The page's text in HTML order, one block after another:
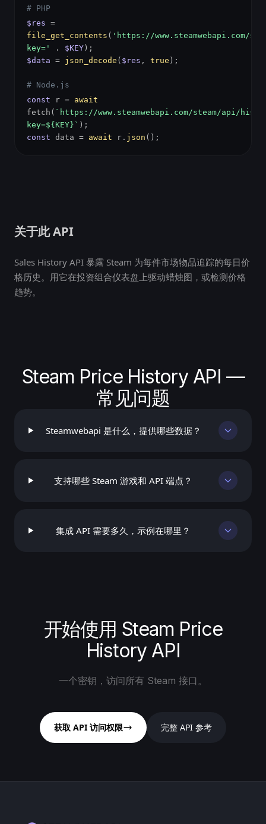
# PHP
$res =
file_get_contents ( 'https://www.steamwebapi.com/
key='
. $KEY );
$data = json_decode ( $res , true );
# Node.js
const r = await
fetch( `https://www.steamwebapi.com/steam/api/
key=${KEY}` );
const data = await r. json ();
关于此 API
Sales History API 暴露 Steam 为每件市场物品追踪的每日价
格历史。用它在投资组合仪表盘上驱动蜡烛图，或检测价格
趋势。
Steam Price History API —
常见问题
Steamwebapi 是什么，提供哪些数据？
支持哪些 Steam 游戏和 API 端点？
集成 API 需要多久，示例在哪里？
开始使用 Steam Price
History API
一个密钥，访问所有 Steam 接口。
获取 API 访问权限 完整 API 参考